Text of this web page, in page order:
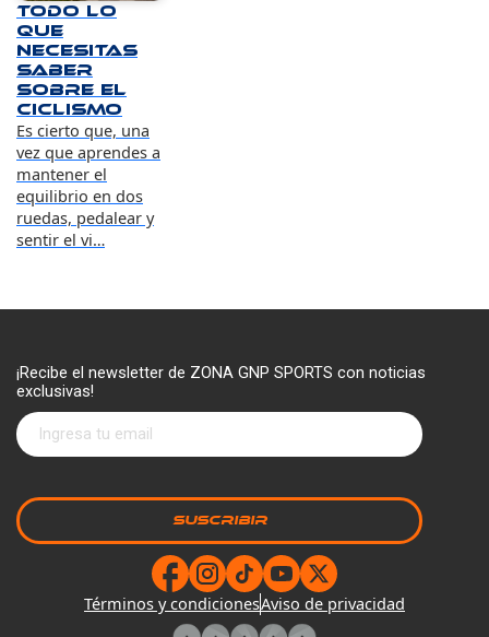
Todo lo
que
necesitas
saber
sobre el
ciclismo
Es cierto que, una
vez que aprendes a
mantener el
equilibrio en dos
ruedas, pedalear y
sentir el vi…
¡Recibe el newsletter de ZONA GNP SPORTS con noticias
exclusivas!
Términos y condicionesAviso de privacidad